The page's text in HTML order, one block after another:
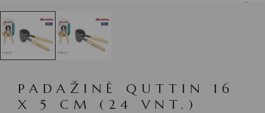
PADAŽINĖ QUTTIN 16
X 5 CM (24 VNT.)